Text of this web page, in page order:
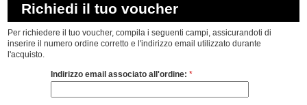
Richiedi il tuo voucher
Per richiedere il tuo voucher, compila i seguenti campi, assicurandoti di
inserire il numero ordine corretto e l'indirizzo email utilizzato durante
l'acquisto.
Indirizzo email associato all'ordine: *